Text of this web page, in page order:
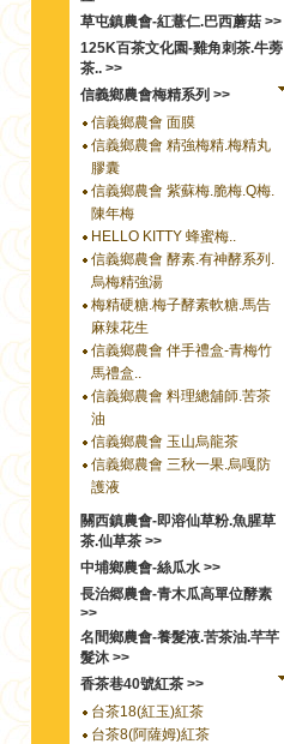
草屯鎮農會-紅薏仁.巴西蘑菇 >>
125K百茶文化園-雞角刺茶.牛蒡
茶.. >>
信義鄉農會梅精系列 >>
信義鄉農會 面膜
信義鄉農會 精強梅精.梅精丸
膠囊
信義鄉農會 紫蘇梅.脆梅.Q梅.
陳年梅
HELLO KITTY 蜂蜜梅..
信義鄉農會 酵素.有神酵系列.
烏梅精強湯
梅精硬糖.梅子酵素軟糖.馬告
麻辣花生
信義鄉農會 伴手禮盒-青梅竹
馬禮盒..
信義鄉農會 料理總舖師.苦茶
油
信義鄉農會 玉山烏龍茶
信義鄉農會 三秋一果.烏嘎防
護液
關西鎮農會-即溶仙草粉.魚腥草
茶.仙草茶 >>
中埔鄉農會-絲瓜水 >>
長治郷農會-青木瓜高單位酵素
>>
名間鄉農會-養髮液.苦茶油.芊芊
髮沐 >>
香茶巷40號紅茶 >>
台茶18(紅玉)紅茶
台茶8(阿薩姆)紅茶